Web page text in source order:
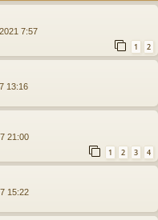
7:57
1 2
13:16
21:00
1 2 3 4
15:22